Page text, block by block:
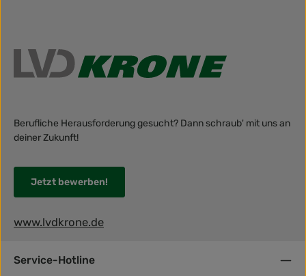
Berufliche Herausforderung gesucht? Dann schraub' mit uns an
deiner Zukunft!
Jetzt bewerben!
www.lvdkrone.de
Service-Hotline